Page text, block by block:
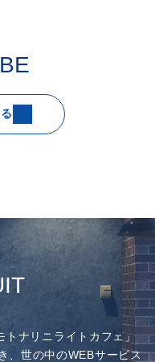
トナリニライトカフェ」
、 世の中のWEBサービス